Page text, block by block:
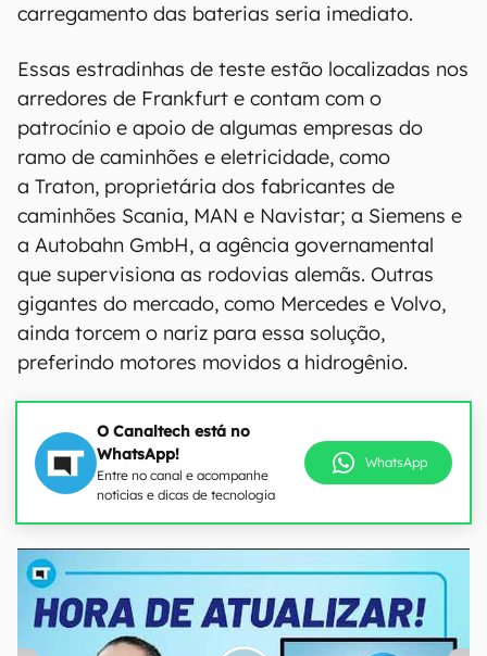
carregamento das baterias seria imediato.
Essas estradinhas de teste estão localizadas nos
arredores de Frankfurt e contam com o
patrocínio e apoio de algumas empresas do
ramo de caminhões e eletricidade, como
a Traton, proprietária dos fabricantes de
caminhões Scania, MAN e Navistar; a Siemens e
a Autobahn GmbH, a agência governamental
que supervisiona as rodovias alemãs. Outras
gigantes do mercado, como Mercedes e Volvo,
ainda torcem o nariz para essa solução,
preferindo motores movidos a hidrogênio.
O Canaltech está no
WhatsApp!
Entre no canal e acompanhe
notícias e dicas de tecnologia
WhatsApp